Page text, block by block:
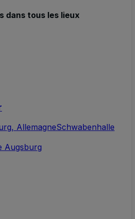
dans tous les lieux
AllemagneSchwabenhalle
Augsburg